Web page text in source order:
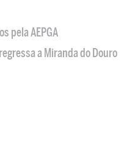
pela AEPGA
a Miranda do Douro